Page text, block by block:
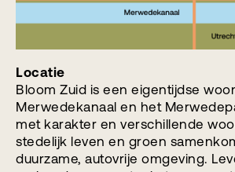
Locatie
Bloom Zuid is een eigentijdse
Merwedekanaal en het
met karakter en verschillende
stedelijk leven en groen
duurzame, autovrije omgeving.